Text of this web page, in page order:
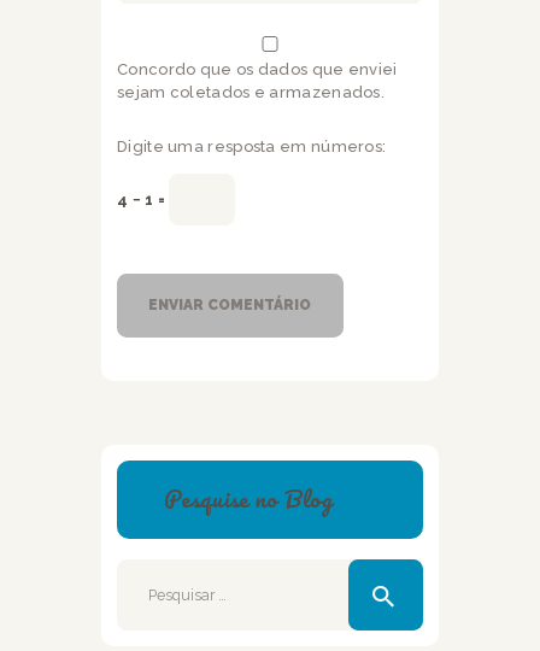
Concordo que os dados que enviei
sejam coletados e armazenados.
Digite uma resposta em números:
4 − 1 =
Pesquise no Blog